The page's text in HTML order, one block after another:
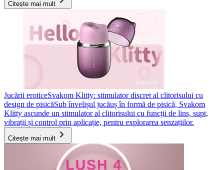
Citește mai mult
Jucării eroticeSvakom Klitty: stimulator discret al clitorisului cu
design de pisicăSub învelișul jucăuș în formă de pisică, Svakom
Klitty ascunde un stimulator al clitorisului cu funcții de lins, supt,
vibrații și control prin aplicație, pentru explorarea senzațiilor.
Citește mai mult